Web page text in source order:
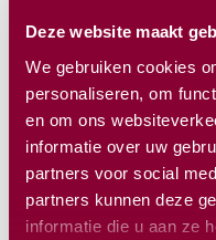
Deze website maakt
We gebruiken cookies
personaliseren, om
en om ons
informatie over uw
partners voor social
partners kunnen deze
informatie die u aan ze
09/mei/2018
700 - 800
3 dagen